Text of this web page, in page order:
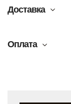
Доставка
Оплата